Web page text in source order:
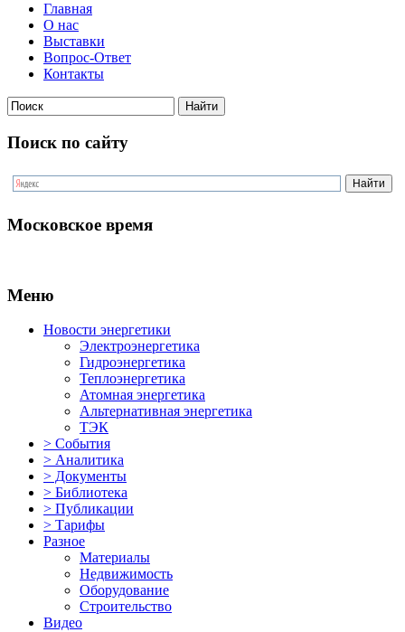
Главная
О нас
Выставки
Вопрос-Ответ
Контакты
Поиск по сайту
Московское время
Меню
Новости энергетики
Электроэнергетика
Гидроэнергетика
Теплоэнергетика
Атомная энергетика
Альтернативная энергетика
ТЭК
> События
> Аналитика
> Документы
> Библиотека
> Публикации
> Тарифы
Разное
Материалы
Недвижимость
Оборудование
Строительство
Видео